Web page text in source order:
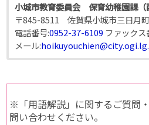
小城市教育委員会 保育幼稚園課（
〒845-8511 佐賀県小城市三日月
電話番号:0952-37-6109 ファックス
メール:
※「用語解説」に関するご質問
問い合わせください。